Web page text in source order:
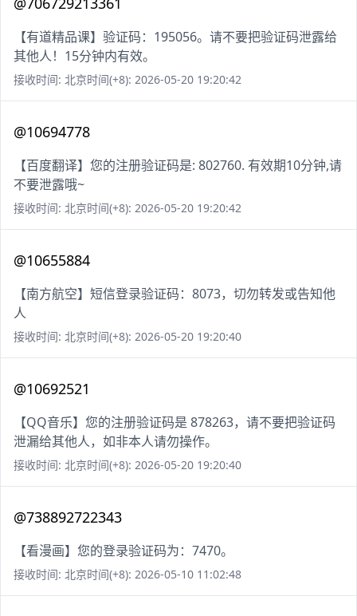
【有道精品课】验证码：195056。请不要把验证码泄露给
其他人！15分钟内有效。
接收时间: 北京时间(+8): 2026-05-20 19:20:42
@10694778
【百度翻译】您的注册验证码是: 802760. 有效期10分钟,请
不要泄露哦~
接收时间: 北京时间(+8): 2026-05-20 19:20:42
@10655884
【南方航空】短信登录验证码：8073，切勿转发或告知他
人
接收时间: 北京时间(+8): 2026-05-20 19:20:40
@10692521
【QQ音乐】您的注册验证码是 878263，请不要把验证码
泄漏给其他人，如非本人请勿操作。
接收时间: 北京时间(+8): 2026-05-20 19:20:40
@738892722343
【看漫画】您的登录验证码为：7470。
接收时间: 北京时间(+8): 2026-05-10 11:02:48